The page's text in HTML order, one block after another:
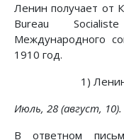
Ленин получает от
Bureau
Международного
1910 год.
1)
Июль, 28 (август, 10).
В ответном